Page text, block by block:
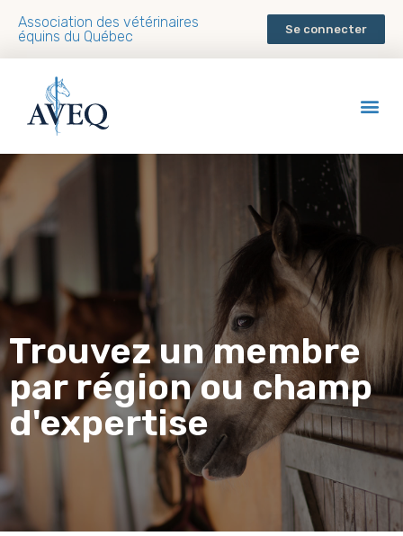
Association des vétérinaires
équins du Québec
Se connecter
Trouvez un membre
par région ou champ
d'expertise